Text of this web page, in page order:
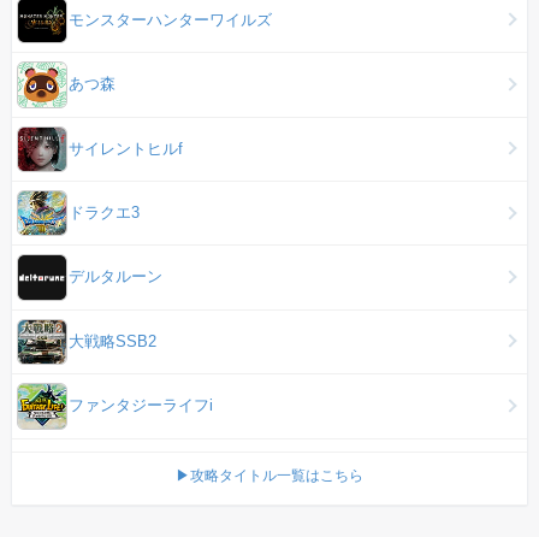
モンスターハンターワイルズ
あつ森
サイレントヒルf
ドラクエ3
デルタルーン
大戦略SSB2
ファンタジーライフi
▶攻略タイトル一覧はこちら